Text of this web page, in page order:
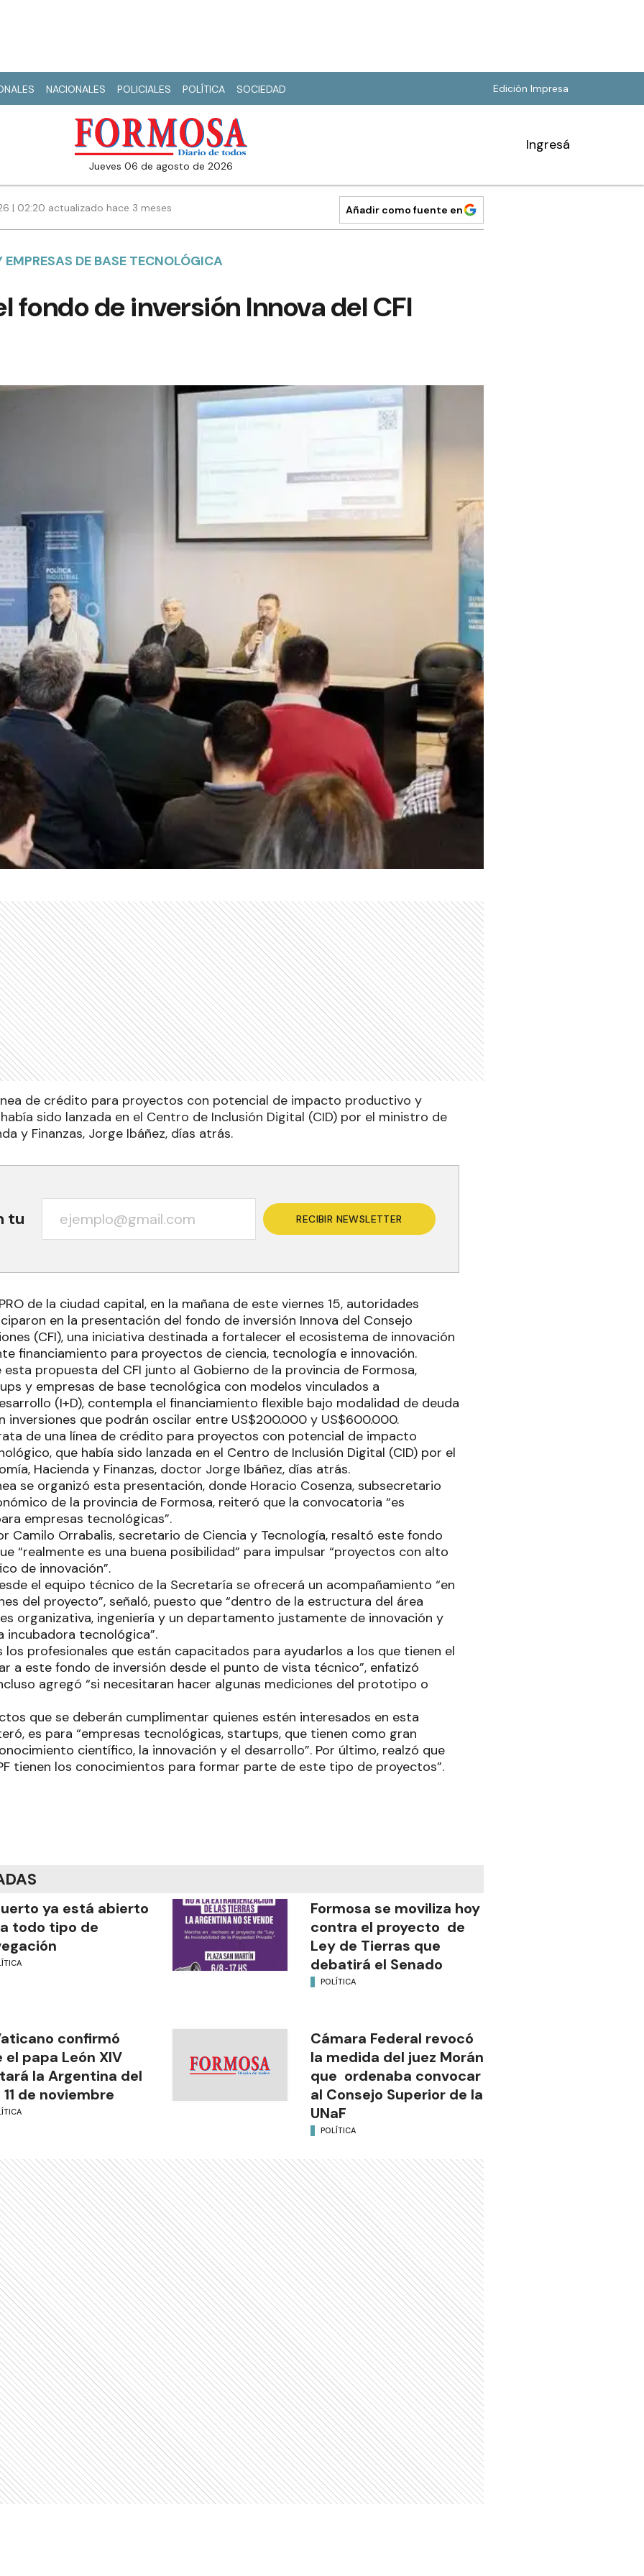
NACIONALES POLICIALES POLÍTICA SOCIEDAD Edición Impresa
jueves 06 de agosto de 2026
Ingresá
| 02:20 actualizado hace 3 meses Añadir como fuente en
DE BASE TECNOLÓGICA
fondo de inversión Innova del CFI
de crédito para proyectos con potencial de impacto productivo y
sido lanzada en el Centro de Inclusión Digital (CID) por el ministro de
y Finanzas, Jorge Ibáñez, días atrás.
tu RECIBIR NEWSLETTER
de la ciudad capital, en la mañana de este viernes 15, autoridades
en la presentación del fondo de inversión Innova del Consejo
(CFI), una iniciativa destinada a fortalecer el ecosistema de innovación
financiamiento para proyectos de ciencia, tecnología e innovación.
esta propuesta del CFI junto al Gobierno de la provincia de Formosa,
y empresas de base tecnológica con modelos vinculados a
(I+D), contempla el financiamiento flexible bajo modalidad de deuda
inversiones que podrán oscilar entre US$200.000 y US$600.000.
de una línea de crédito para proyectos con potencial de impacto
que había sido lanzada en el Centro de Inclusión Digital (CID) por el
Hacienda y Finanzas, doctor Jorge Ibáñez, días atrás.
se organizó esta presentación, donde Horacio Cosenza, subsecretario
de la provincia de Formosa, reiteró que la convocatoria “es
empresas tecnológicas”.
Camilo Orrabalis, secretario de Ciencia y Tecnología, resaltó este fondo
“realmente es una buena posibilidad” para impulsar “proyectos con alto
de innovación”.
el equipo técnico de la Secretaría se ofrecerá un acompañamiento “en
del proyecto”, señaló, puesto que “dentro de la estructura del área
organizativa, ingeniería y un departamento justamente de innovación y
incubadora tecnológica”.
los profesionales que están capacitados para ayudarlos a los que tienen el
a este fondo de inversión desde el punto de vista técnico”, enfatizó
agregó “si necesitaran hacer algunas mediciones del prototipo o
que se deberán cumplimentar quienes estén interesados en esta
es para “empresas tecnológicas, startups, que tienen como gran
científico, la innovación y el desarrollo”. Por último, realzó que
tienen los conocimientos para formar parte de este tipo de proyectos”.
ya está abierto
todo tipo de
Formosa se moviliza hoy
contra el proyecto de
Ley de Tierras que
debatirá el Senado
POLÍTICA
confirmó
el papa León XIV
la Argentina del
11 de noviembre
Cámara Federal revocó
la medida del juez Morán
que ordenaba convocar
al Consejo Superior de la
UNaF
POLÍTICA